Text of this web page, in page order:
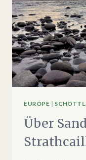
EUROPE |
Über